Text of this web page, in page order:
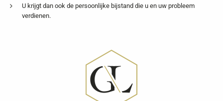
U krijgt dan ook de persoonlijke bijstand die u en uw probleem
verdienen.